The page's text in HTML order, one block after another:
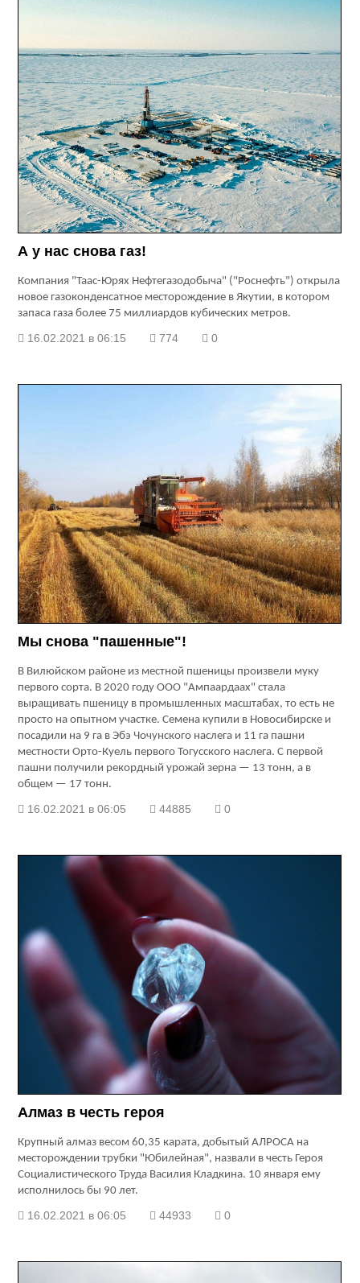
А у нас снова газ!
Компания "Таас-Юрях Нефтегазодобыча" ("Роснефть") открыла
новое газоконденсатное месторождение в Якутии, в котором
запаса газа более 75 миллиардов кубических метров.
16.02.2021 в 06:15 774 0
Мы снова "пашенные"!
В Вилюйском районе из местной пшеницы произвели муку
первого сорта. В 2020 году ООО "Ампаардаах" стала
выращивать пшеницу в промышленных масштабах, то есть не
просто на опытном участке. Семена купили в Новосибирске и
посадили на 9 га в Эбэ Чочунского наслега и 11 га пашни
местности Орто-Куель первого Тогусского наслега. С первой
пашни получили рекордный урожай зерна — 13 тонн, а в
общем — 17 тонн.
16.02.2021 в 06:05 44885 0
Алмаз в честь героя
Крупный алмаз весом 60,35 карата, добытый АЛРОСА на
месторождении трубки "Юбилейная", назвали в честь Героя
Социалистического Труда Василия Кладкина. 10 января ему
исполнилось бы 90 лет.
16.02.2021 в 06:05 44933 0